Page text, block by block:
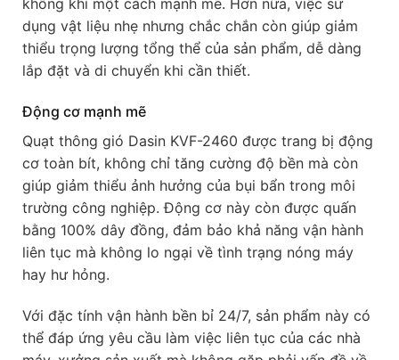
không khí một cách mạnh mẽ. Hơn nữa, việc sử
dụng vật liệu nhẹ nhưng chắc chắn còn giúp giảm
thiểu trọng lượng tổng thể của sản phẩm, dễ dàng
lắp đặt và di chuyển khi cần thiết.
Động cơ mạnh mẽ
Quạt thông gió Dasin KVF-2460 được trang bị động
cơ toàn bít, không chỉ tăng cường độ bền mà còn
giúp giảm thiểu ảnh hưởng của bụi bẩn trong môi
trường công nghiệp. Động cơ này còn được quấn
bằng 100% dây đồng, đảm bảo khả năng vận hành
liên tục mà không lo ngại về tình trạng nóng máy
hay hư hỏng.
Với đặc tính vận hành bền bỉ 24/7, sản phẩm này có
thể đáp ứng yêu cầu làm việc liên tục của các nhà